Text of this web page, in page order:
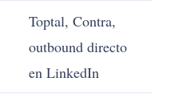
Toptal, Contra,
outbound directo
en LinkedIn